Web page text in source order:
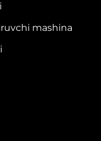
mashina